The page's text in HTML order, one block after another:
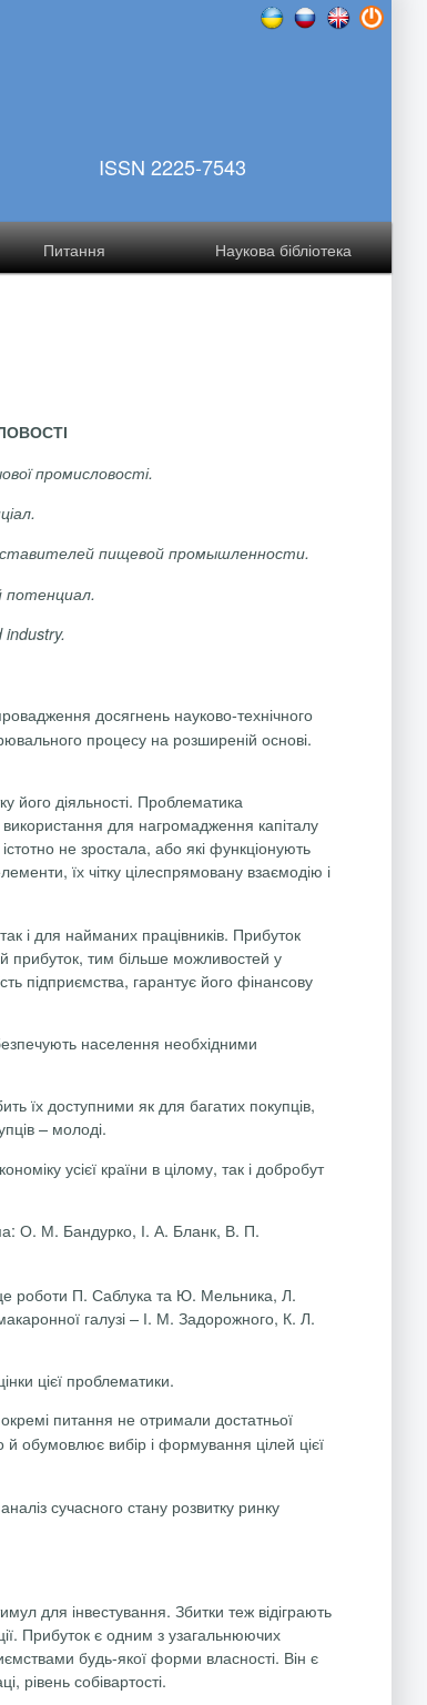
ISSN 2225-7543
Питання Наукова бібліотека
промисловості.
пищевой промышленности.
потенциал.
досягнень науково-технічного
процесу на розширеній основі.
його діяльності. Проблематика
для нагромадження капіталу
не зростала, або які функціонують
їх чітку цілеспрямовану взаємодію і
і для найманих працівників. Прибуток
прибуток, тим більше можливостей у
підприємства, гарантує його фінансову
населення необхідними
їх доступними як для багатих покупців,
– молоді.
усієї країни в цілому, так і добробут
О. М. Бандурко, І. А. Бланк, В. П.
це роботи П. Саблука та Ю. Мельника, Л.
галузі – І. М. Задорожного, К. Л.
цієї проблематики.
окремі питання не отримали достатньої
обумовлює вибір і формування цілей цієї
сучасного стану розвитку ринку
для інве­стування. Збитки теж відіграють
Прибуток є одним з узагальнюючих
будь-якої форми власності. Він є
рівень собівартості.